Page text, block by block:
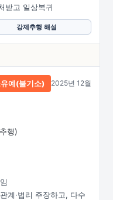
받고 일상복귀
강제추행 해설
행)
예(불기소) 2025년 12월
계·법리 주장하고, 다수